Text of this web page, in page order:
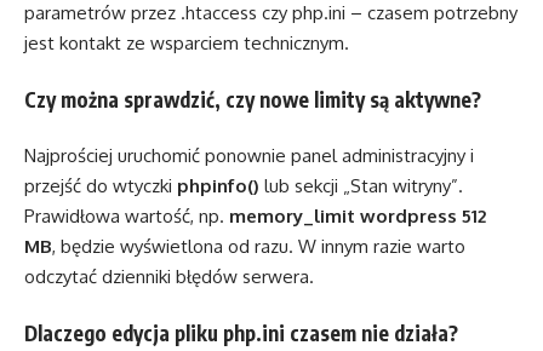
parametrów przez .htaccess czy php.ini – czasem potrzebny
jest kontakt ze wsparciem technicznym.
Czy można sprawdzić, czy nowe limity są aktywne?
Najprościej uruchomić ponownie panel administracyjny i
przejść do wtyczki phpinfo() lub sekcji „Stan witryny”.
Prawidłowa wartość, np. memory_limit wordpress 512
MB, będzie wyświetlona od razu. W innym razie warto
odczytać dzienniki błędów serwera.
Dlaczego edycja pliku php.ini czasem nie działa?